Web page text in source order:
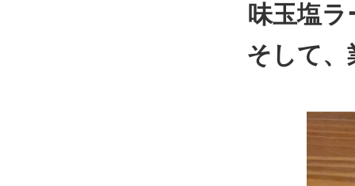
味玉塩
そして